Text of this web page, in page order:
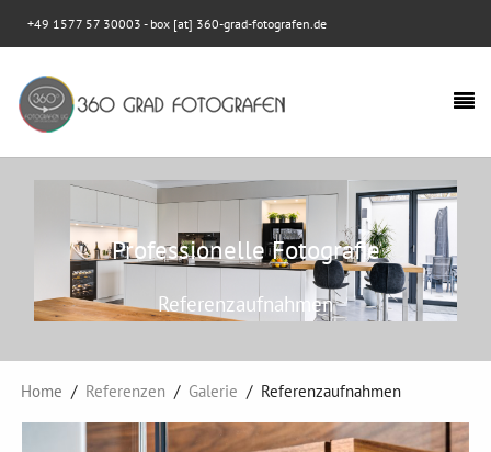
+49 1577 57 30003 - box [at] 360-grad-fotografen.de
Professionelle Fotografie
Referenzaufnahmen
Home Referenzen Galerie Referenzaufnahmen